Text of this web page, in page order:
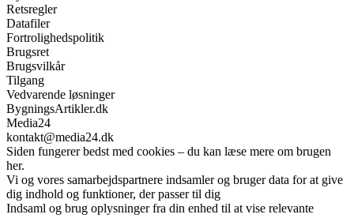
Retsregler
Datafiler
Fortrolighedspolitik
Brugsret
Brugsvilkår
Tilgang
Vedvarende løsninger
BygningsArtikler.dk
Media24
kontakt@media24.dk
Siden fungerer bedst med cookies – du kan læse mere om brugen
her.
Vi og vores samarbejdspartnere indsamler og bruger data for at give
dig indhold og funktioner, der passer til dig
Indsaml og brug oplysninger fra din enhed til at vise relevante